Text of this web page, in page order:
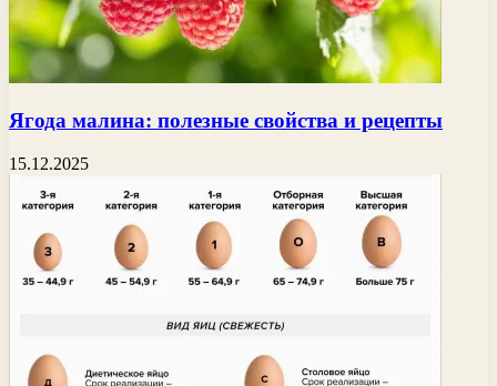
Ягода малина: полезные свойства и рецепты
15.12.2025